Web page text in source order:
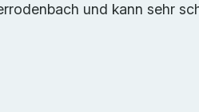
und kann sehr